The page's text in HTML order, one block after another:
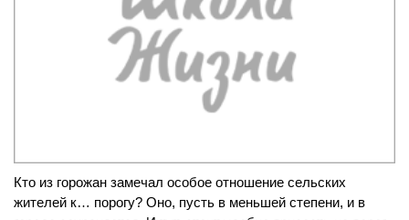
Кто из горожан замечал особое отношение сельских
жителей к… порогу? Оно, пусть в меньшей степени, и в